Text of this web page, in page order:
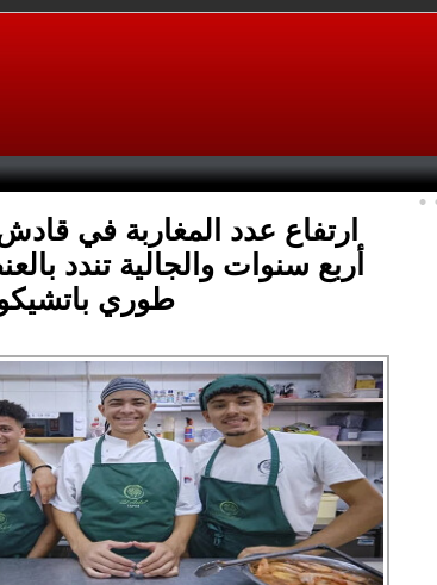
أربع سنوات والجالية تندد
طوري